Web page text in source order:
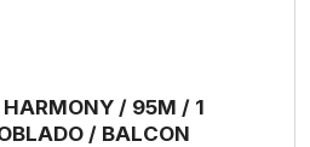
/ 95M / 1
/ BALCON